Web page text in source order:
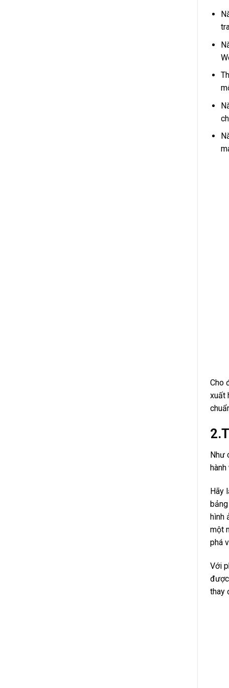
Cho
xuất
Như
Hãy
hình
một
phá
Với
thay